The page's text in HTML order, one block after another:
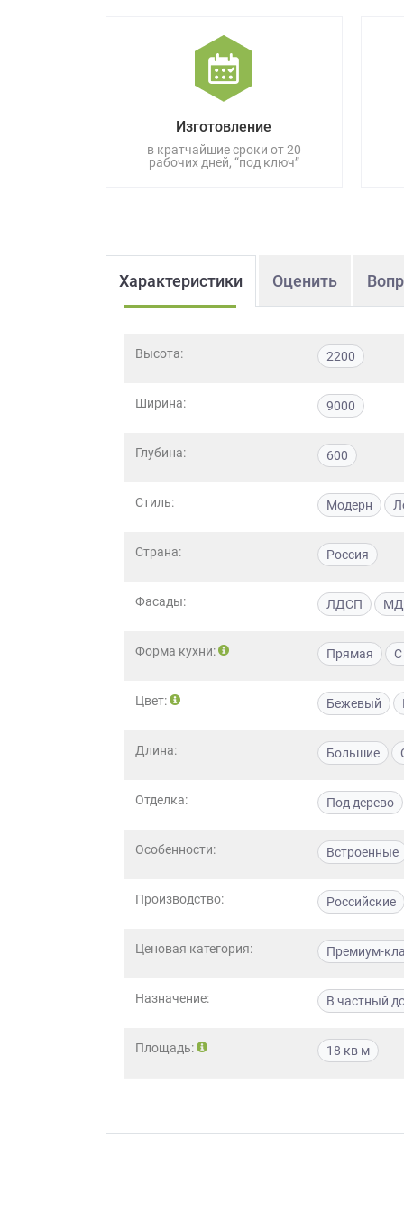
Изготовление
в кратчайшие сроки от 20
рабочих дней, “под ключ”
Характеристики Оценить
Высота: 2200
Ширина: 9000
Глубина: 600
Стиль: Модерн
Страна: Россия
Фасады: ЛДСП
Форма кухни: Прямая С
Цвет: Бежевый
Длина: Большие
Отделка: Под дерево
Особенности: Встроенные
Производство: Российские
Ценовая категория: Премиум-
Назначение: В частный
Площадь: 18 кв м